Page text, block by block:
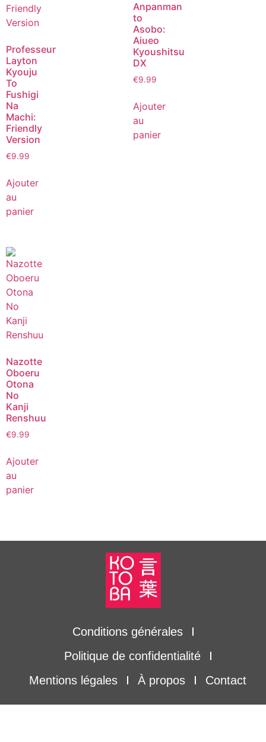
Professeur
Layton
Kyouju
To
Fushigi
Na
Machi:
Friendly
Version
€9.99
Ajouter
au
panier
Anpanman
to
Asobo:
Aiueo
Kyoushitsu
DX
€9.99
Ajouter
au
panier
Nazotte
Oboeru
Otona
No
Kanji
Renshuu
€9.99
Ajouter
au
panier
Conditions générales
Politique de confidentialité
Mentions légales
À propos Contact